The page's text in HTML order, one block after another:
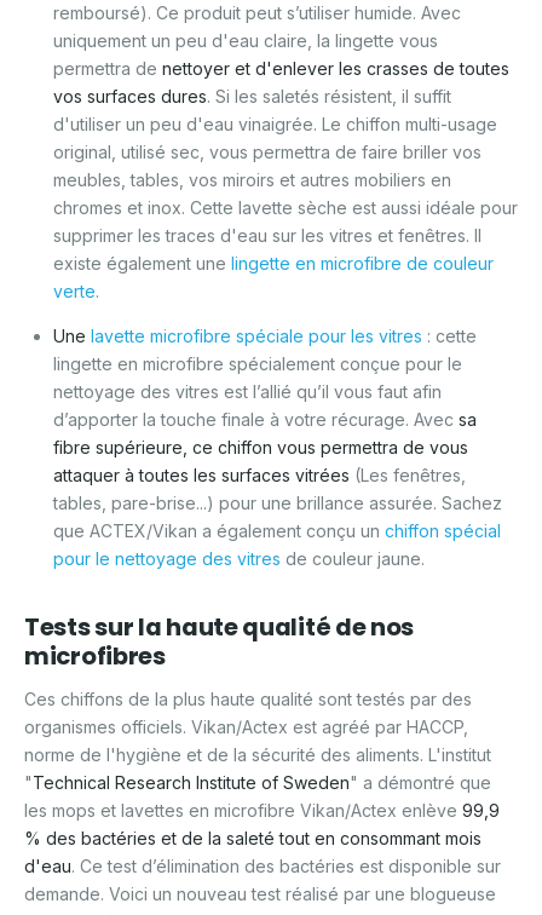
remboursé). Ce produit peut s’utiliser humide. Avec
uniquement un peu d'eau claire, la lingette vous
permettra de nettoyer et d'enlever les crasses de toutes
vos surfaces dures. Si les saletés résistent, il suffit
d'utiliser un peu d'eau vinaigrée. Le chiffon multi-usage
original, utilisé sec, vous permettra de faire briller vos
meubles, tables, vos miroirs et autres mobiliers en
chromes et inox. Cette lavette sèche est aussi idéale pour
supprimer les traces d'eau sur les vitres et fenêtres. Il
existe également une lingette en microfibre de couleur
verte.
Une lavette microfibre spéciale pour les vitres : cette
lingette en microfibre spécialement conçue pour le
nettoyage des vitres est l’allié qu’il vous faut afin
d’apporter la touche finale à votre récurage. Avec sa
fibre supérieure, ce chiffon vous permettra de vous
attaquer à toutes les surfaces vitrées (Les fenêtres,
tables, pare-brise...) pour une brillance assurée. Sachez
que ACTEX/Vikan a également conçu un chiffon spécial
pour le nettoyage des vitres de couleur jaune.
Tests sur la haute qualité de nos
microfibres
Ces chiffons de la plus haute qualité sont testés par des
organismes officiels. Vikan/Actex est agréé par HACCP,
norme de l'hygiène et de la sécurité des aliments. L'institut
"Technical Research Institute of Sweden" a démontré que
les mops et lavettes en microfibre Vikan/Actex enlève 99,9
% des bactéries et de la saleté tout en consommant mois
d'eau. Ce test d’élimination des bactéries est disponible sur
demande. Voici un nouveau test réalisé par une blogueuse